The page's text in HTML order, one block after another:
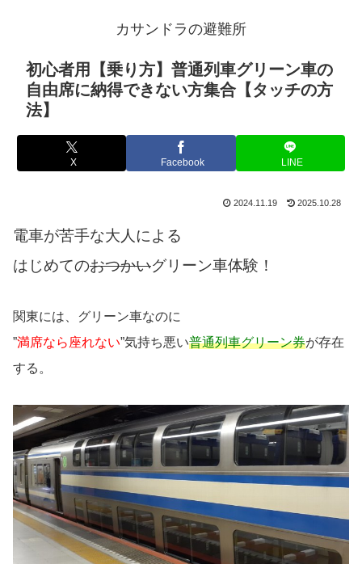
カサンドラの避難所
初心者用【乗り方】普通列車グリーン車の
自由席に納得できない方集合【タッチの方
法】
X Facebook LINE
2024.11.19 2025.10.28
電車が苦手な大人による
はじめてのおつかいグリーン車体験！
関東には、グリーン車なのに
”満席なら座れない”気持ち悪い普通列車グリーン券が存在
する。